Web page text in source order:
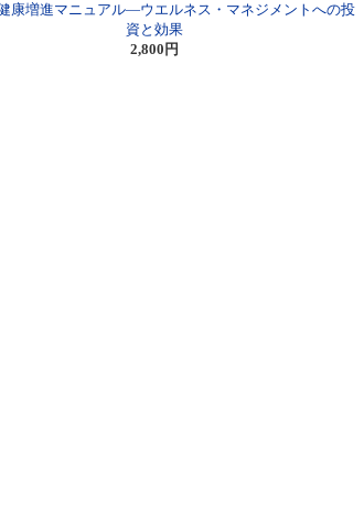
康増進マニュアル―ウエルネス・マネジメントへの投
資と効果
2,800円